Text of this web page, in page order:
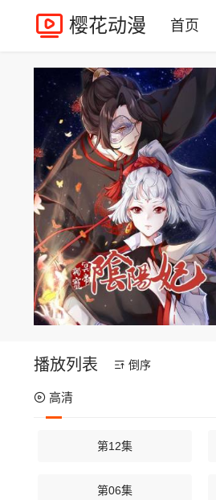
樱花动漫 首页
播放列表 倒序
高清
第12集
第06集